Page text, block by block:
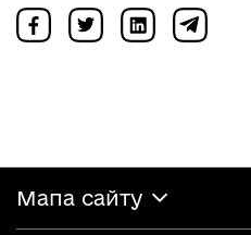
Мапа сайту